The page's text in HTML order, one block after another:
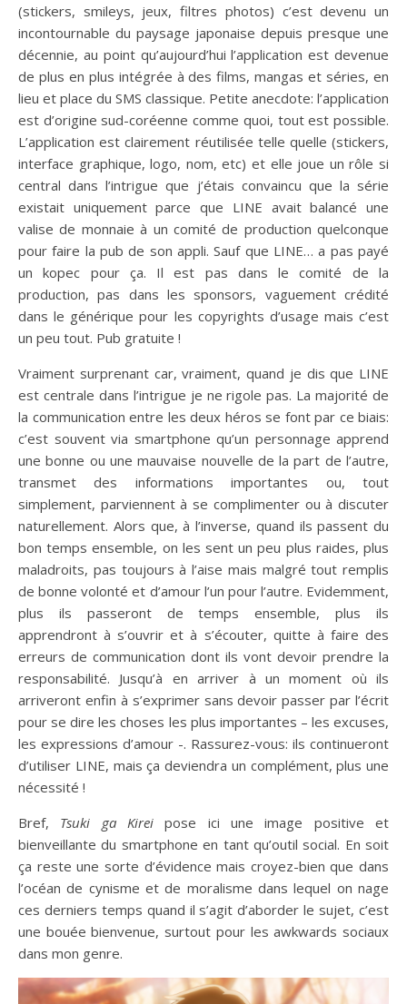
(stickers, smileys, jeux, filtres photos) c’est devenu un
incontournable du paysage japonaise depuis presque une
décennie, au point qu’aujourd’hui l’application est devenue
de plus en plus intégrée à des films, mangas et séries, en
lieu et place du SMS classique. Petite anecdote: l’application
est d’origine sud-coréenne comme quoi, tout est possible.
L’application est clairement réutilisée telle quelle (stickers,
interface graphique, logo, nom, etc) et elle joue un rôle si
central dans l’intrigue que j’étais convaincu que la série
existait uniquement parce que LINE avait balancé une
valise de monnaie à un comité de production quelconque
pour faire la pub de son appli. Sauf que LINE… a pas payé
un kopec pour ça. Il est pas dans le comité de la
production, pas dans les sponsors, vaguement crédité
dans le générique pour les copyrights d’usage mais c’est
un peu tout. Pub gratuite !
Vraiment surprenant car, vraiment, quand je dis que LINE
est centrale dans l’intrigue je ne rigole pas. La majorité de
la communication entre les deux héros se font par ce biais:
c’est souvent via smartphone qu’un personnage apprend
une bonne ou une mauvaise nouvelle de la part de l’autre,
transmet des informations importantes ou, tout
simplement, parviennent à se complimenter ou à discuter
naturellement. Alors que, à l’inverse, quand ils passent du
bon temps ensemble, on les sent un peu plus raides, plus
maladroits, pas toujours à l’aise mais malgré tout remplis
de bonne volonté et d’amour l’un pour l’autre. Evidemment,
plus ils passeront de temps ensemble, plus ils
apprendront à s’ouvrir et à s’écouter, quitte à faire des
erreurs de communication dont ils vont devoir prendre la
responsabilité. Jusqu’à en arriver à un moment où ils
arriveront enfin à s’exprimer sans devoir passer par l’écrit
pour se dire les choses les plus importantes – les excuses,
les expressions d’amour -. Rassurez-vous: ils continueront
d’utiliser LINE, mais ça deviendra un complément, plus une
nécessité !
Bref, Tsuki ga Kireipose ici une image positive et
bienveillante du smartphone en tant qu’outil social. En soit
ça reste une sorte d’évidence mais croyez-bien que dans
l’océan de cynisme et de moralisme dans lequel on nage
ces derniers temps quand il s’agit d’aborder le sujet, c’est
une bouée bienvenue, surtout pour les awkwards sociaux
dans mon genre.